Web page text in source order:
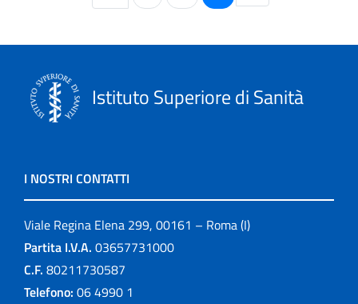
Istituto Superiore di Sanità
I NOSTRI CONTATTI
Viale Regina Elena 299, 00161 – Roma (I)
Partita I.V.A. 03657731000
C.F. 80211730587
Telefono: 06 4990 1